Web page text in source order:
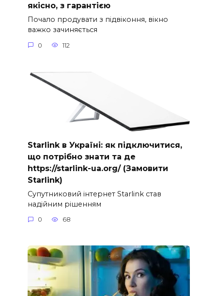
якісно, з гарантією
Почало продувати з підвіконня, вікно
важко зачиняється
0 112
Starlink в Україні: як підключитися,
що потрібно знати та де
https://starlink-ua.org/ (Замовити
Starlink)
Супутниковий інтернет Starlink став
надійним рішенням
0 68